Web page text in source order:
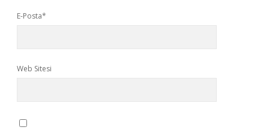
E-Posta*
Web Sitesi